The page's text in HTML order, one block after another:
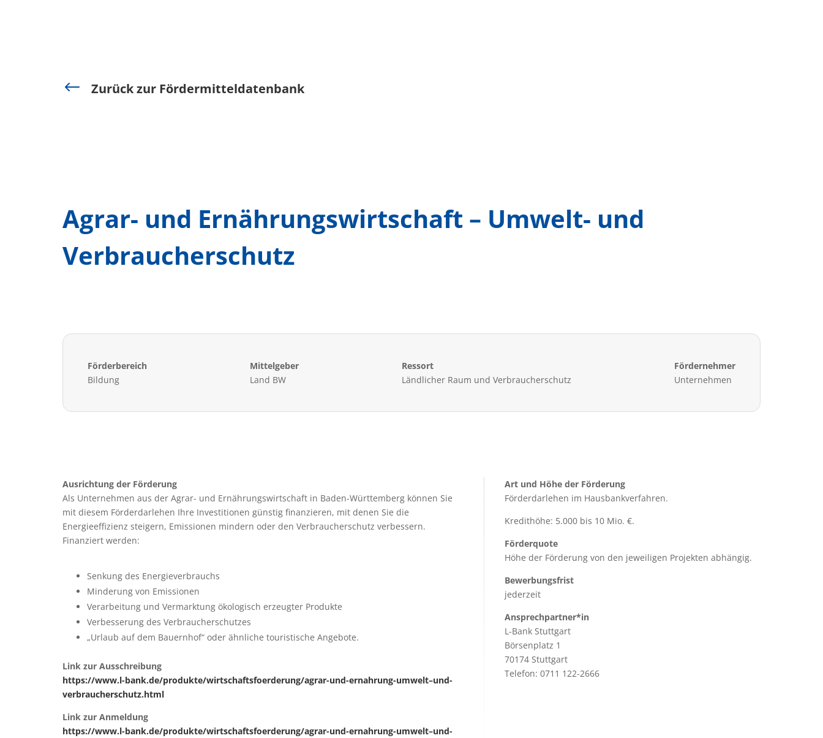
# Zurück zur Fördermitteldatenbank
Agrar- und Ernährungswirtschaft – Umwelt- und
Verbraucherschutz
Förderbereich
Bildung
Mittelgeber
Land BW
Ressort
Ländlicher Raum und Verbraucherschutz
Fördernehmer
Unternehmen
Ausrichtung der Förderung
Als Unternehmen aus der Agrar- und Ernährungswirtschaft in Baden-Württemberg können Sie
mit diesem Förderdarlehen Ihre Investitionen günstig finanzieren, mit denen Sie die
Energieeffizienz steigern, Emissionen mindern oder den Verbraucherschutz verbessern.
Finanziert werden:
Senkung des Energieverbrauchs
Minderung von Emissionen
Verarbeitung und Vermarktung ökologisch erzeugter Produkte
Verbesserung des Verbraucherschutzes
„Urlaub auf dem Bauernhof“ oder ähnliche touristische Angebote.
Link zur Ausschreibung
https://www.l-bank.de/produkte/wirtschaftsfoerderung/agrar-und-ernahrung-umwelt–und-
verbraucherschutz.html
Link zur Anmeldung
https://www.l-bank.de/produkte/wirtschaftsfoerderung/agrar-und-ernahrung-umwelt–und-
Art und Höhe der Förderung
Förderdarlehen im Hausbankverfahren.
Kredithöhe: 5.000 bis 10 Mio. €.
Förderquote
Höhe der Förderung von den jeweiligen Projekten abhängig.
Bewerbungsfrist
jederzeit
Ansprechpartner*in
L-Bank Stuttgart
Börsenplatz 1
70174 Stuttgart
Telefon: 0711 122-2666